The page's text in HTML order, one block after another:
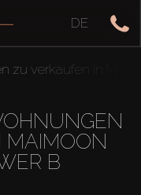
DE
zu verkaufen in
MAIMOON
B